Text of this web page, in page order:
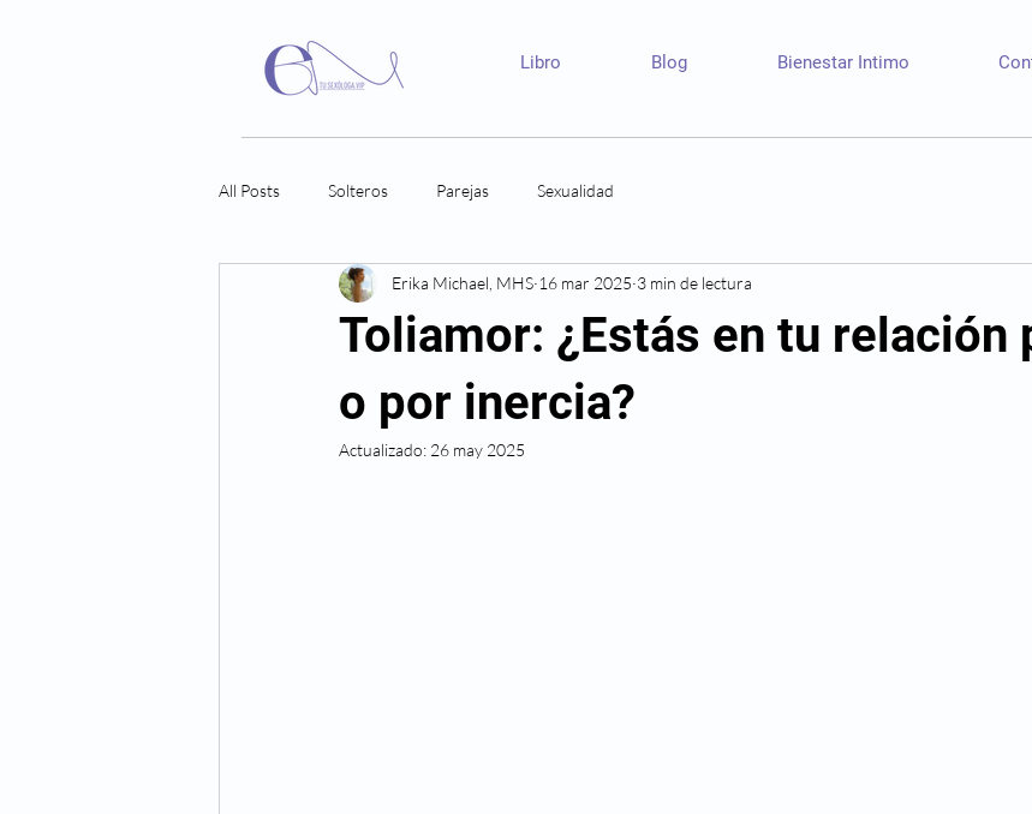
Libro Blog Bienestar Intimo
All Posts Solteros Parejas Sexualidad
Toliamor: ¿Estás en tu relación
o por inercia?
Erika Michael, MHS 16 mar 2025 3 min de lectura
Actualizado: 26 may 2025